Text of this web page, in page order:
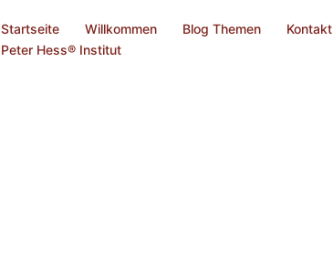
Startseite Willkommen Blog Themen Kontakt
Peter Hess® Institut